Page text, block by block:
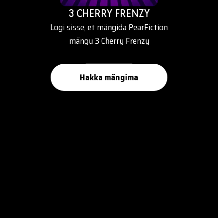
3 CHERRY FRENZY
Logi sisse, et mängida PearFiction
mängu 3 Cherry Frenzy
Hakka mängima